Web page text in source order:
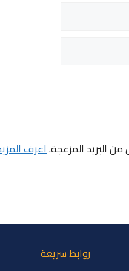
البريد المزعجة.اعرف
روابط سريعة